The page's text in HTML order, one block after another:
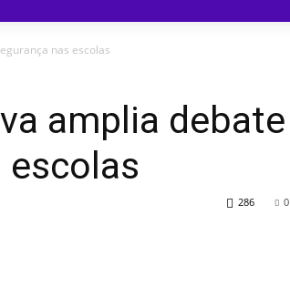
nas escolas
amplia debate
escolas
0
286